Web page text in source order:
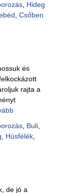
, Hideg
Csőben
és
rajta a
, Buli,
Húsfélék,
de jó a